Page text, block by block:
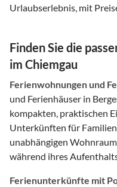
Urlaubserlebnis, mit
Finden Sie die
im Chiemgau
Ferienwohnungen und
und Ferienhäuser in
kompakten, praktischen
Unterkünften für
unabhängigen
während ihres
Ferienunterkünfte mit